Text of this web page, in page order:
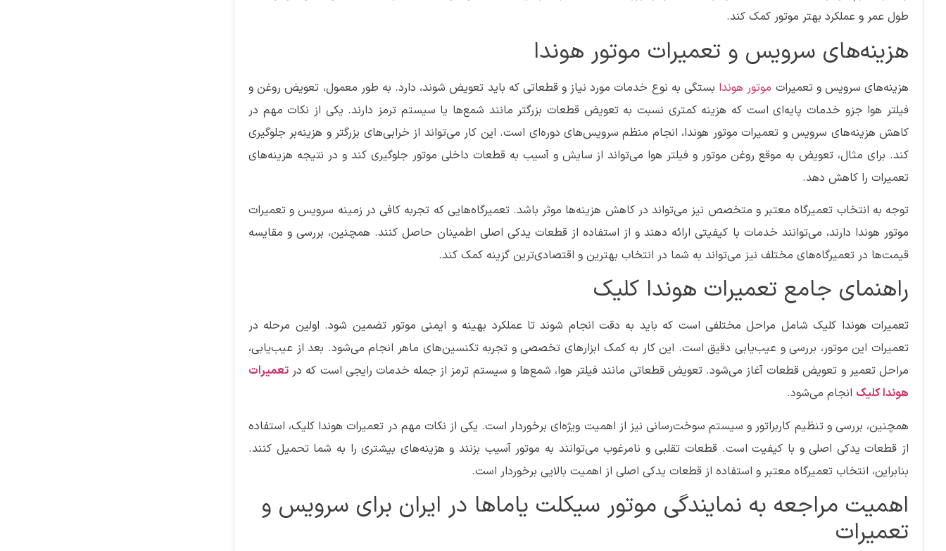
طول عمر و عملکرد بهتر موتور کمک کند.
هزینه‌های سرویس و تعمیرات موتور هوندا
هزینه‌های سرویس و تعمیرات موتور هوندا بستگی به نوع خدمات مورد نیاز و قطعاتی که باید تعویض شوند، دارد. به طور معمول، تعویض روغن و
فیلتر هوا جزو خدمات پایه‌ای است که هزینه کمتری نسبت به تعویض قطعات بزرگتر مانند شمع‌ها یا سیستم ترمز دارند. یکی از نکات مهم در
کاهش هزینه‌های سرویس و تعمیرات موتور هوندا، انجام منظم سرویس‌های دوره‌ای است. این کار می‌تواند از خرابی‌های بزرگتر و هزینه‌بر جلوگیری
کند. برای مثال، تعویض به موقع روغن موتور و فیلتر هوا می‌تواند از سایش و آسیب به قطعات داخلی موتور جلوگیری کند و در نتیجه هزینه‌های
تعمیرات را کاهش دهد.
توجه به انتخاب تعمیرگاه معتبر و متخصص نیز می‌تواند در کاهش هزینه‌ها موثر باشد. تعمیرگاه‌هایی که تجربه کافی در زمینه سرویس و تعمیرات
موتور هوندا دارند، می‌توانند خدمات با کیفیتی ارائه دهند و از استفاده از قطعات یدکی اصلی اطمینان حاصل کنند. همچنین، بررسی و مقایسه
قیمت‌ها در تعمیرگاه‌های مختلف نیز می‌تواند به شما در انتخاب بهترین و اقتصادی‌ترین گزینه کمک کند.
راهنمای جامع تعمیرات هوندا کلیک
تعمیرات هوندا کلیک شامل مراحل مختلفی است که باید به دقت انجام شوند تا عملکرد بهینه و ایمنی موتور تضمین شود. اولین مرحله در
تعمیرات این موتور، بررسی و عیب‌یابی دقیق است. این کار به کمک ابزارهای تخصصی و تجربه تکنسین‌های ماهر انجام می‌شود. بعد از عیب‌یابی،
مراحل تعمیر و تعویض قطعات آغاز می‌شود. تعویض قطعاتی مانند فیلتر هوا، شمع‌ها و سیستم ترمز از جمله خدمات رایجی است که در تعمیرات
هوندا کلیک انجام می‌شود.
همچنین، بررسی و تنظیم کاربراتور و سیستم سوخت‌رسانی نیز از اهمیت ویژه‌ای برخوردار است. یکی از نکات مهم در تعمیرات هوندا کلیک، استفاده
از قطعات یدکی اصلی و با کیفیت است. قطعات تقلبی و نامرغوب می‌توانند به موتور آسیب بزنند و هزینه‌های بیشتری را به شما تحمیل کنند.
بنابراین، انتخاب تعمیرگاه معتبر و استفاده از قطعات یدکی اصلی از اهمیت بالایی برخوردار است.
اهمیت مراجعه به نمایندگی موتور سیکلت یاماها در ایران برای سرویس و
تعمیرات